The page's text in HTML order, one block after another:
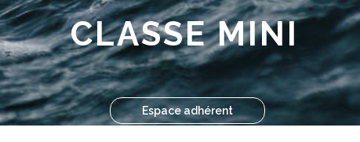
CLASSE MINI
Espace adhérent